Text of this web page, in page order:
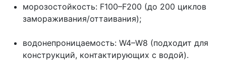
морозостойкость: F100–F200 (до 200 циклов
замораживания/оттаивания);
водонепроницаемость: W4–W8 (подходит для
конструкций, контактирующих с водой).